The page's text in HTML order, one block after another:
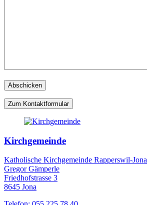
Zum Kontaktformular
Kirchgemeinde
Katholische Kirchgemeinde Rapperswil-Jona
Gregor Gämperle
Friedhofstrasse 3
8645 Jona